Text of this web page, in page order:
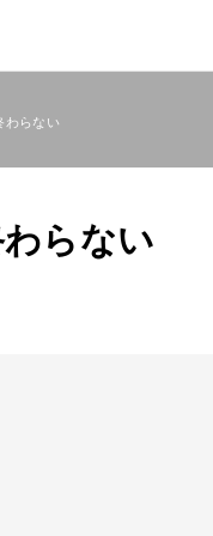
わらない
らない